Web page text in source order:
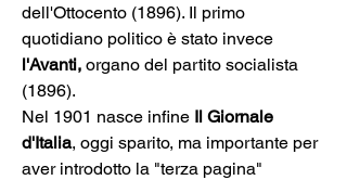
dell'Ottocento (1896). Il primo
quotidiano politico è stato invece
l'Avanti, organo del partito socialista
(1896).
Nel 1901 nasce infine Il Giornale
d'Italia, oggi sparito, ma importante per
aver introdotto la "terza pagina"